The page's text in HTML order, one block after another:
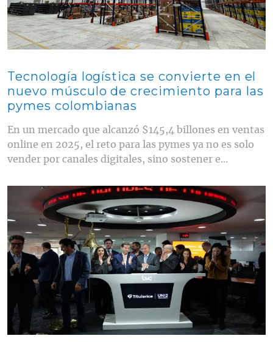
Tecnología logística se convierte en el
nuevo músculo de crecimiento para las
pymes colombianas
En un mercado que alcanzó $145,4 billones en ventas
online en 2025, el reto para las pymes ya no es solo
vender por canales digitales, sino sostener e...
Contenido multimedia principal